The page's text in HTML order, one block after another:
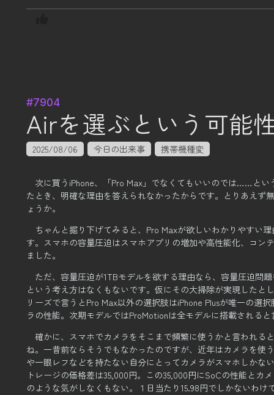
#7904
Airを選ぶという可能
2025/08/06 今日の出来事 携帯機種変
次に買うiPhone、「Pro Max」でなくてもいいのでは……とい
たとき、 明確な理由を答えられなかったからです。 とりあえず
ょうか。
ちゃんと掘り下げてみると、Pro Maxが欲しいわかりやすい
す。 スマホの容量圧迫はスマホアプリの増加や高性能化、コン
ました。
ただ、容量圧迫が1TBモデルを欲する理由なら、容量圧迫問
という考え方はなくもないです。 仮にその大掃除が実現したと
リーズで言うとPro Max以外の選択肢はiPhone Plusが唯一の選
ラの性能。 次期モデルではProMotionは全モデルに搭載される
確かに、スマホでカメラをそこまで頻繁に使うかと言われる
ね。 一昔前ならそうでもなかったのですが、近年はカメラを使
や一眼レフなどを持たない自分にとってカメラがスマホしかな
トレージの価格差は35,000円。 この35,000円にSoCの性能とカ
のような気がしなくもない。
１日当たり15.98円でしかないわけ